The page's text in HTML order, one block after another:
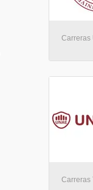
Carreras
Carreras